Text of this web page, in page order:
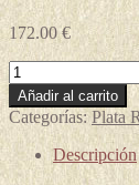
172.00€
Rosario
plata
nacar
marrón
mod.rn8xp
cantidad
Añadir al carrito
Categorías:Plata
Descripción